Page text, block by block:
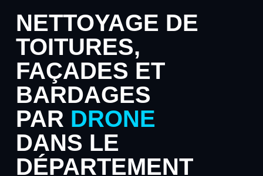
NETTOYAGE DE
TOITURES,
FAÇADES ET
BARDAGES
PAR DRONE
DANS LE
DÉPARTEMENT